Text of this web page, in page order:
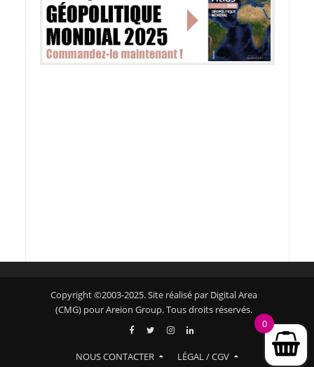
Copyright ©2003-2025. Site réalisé par Digital Area
(CMG) pour Areion Group. Tous droits réservés.
NOUS CONTACTER LÉGAL / CGV
0